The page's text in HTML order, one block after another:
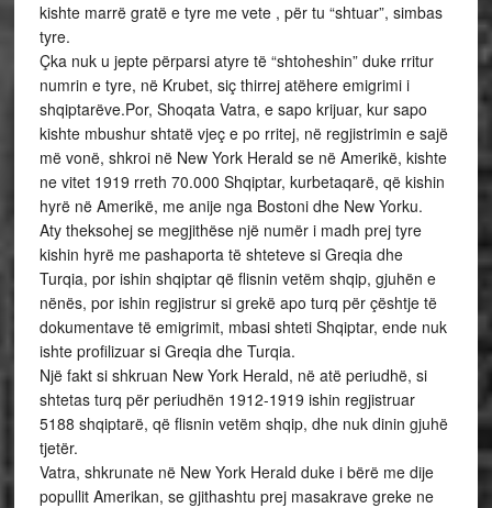
kishte marrë gratë e tyre me vete , për tu “shtuar”, simbas
tyre.
Çka nuk u jepte përparsi atyre të “shtoheshin” duke rritur
numrin e tyre, në Krubet, siç thirrej atëhere emigrimi i
shqiptarëve.Por, Shoqata Vatra, e sapo krijuar, kur sapo
kishte mbushur shtatë vjeç e po rritej, në regjistrimin e sajë
më vonë, shkroi në New York Herald se në Amerikë, kishte
ne vitet 1919 rreth 70.000 Shqiptar, kurbetaqarë, që kishin
hyrë në Amerikë, me anije nga Bostoni dhe New Yorku.
Aty theksohej se megjithëse një numër i madh prej tyre
kishin hyrë me pashaporta të shteteve si Greqia dhe
Turqia, por ishin shqiptar që flisnin vetëm shqip, gjuhën e
nënës, por ishin regjistrur si grekë apo turq për çështje të
dokumentave të emigrimit, mbasi shteti Shqiptar, ende nuk
ishte profilizuar si Greqia dhe Turqia.
Një fakt si shkruan New York Herald, në atë periudhë, si
shtetas turq për periudhën 1912-1919 ishin regjistruar
5188 shqiptarë, që flisnin vetëm shqip, dhe nuk dinin gjuhë
tjetër.
Vatra, shkrunate në New York Herald duke i bërë me dije
popullit Amerikan, se gjithashtu prej masakrave greke ne